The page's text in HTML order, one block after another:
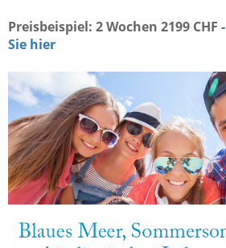
Preisbeispiel: 2 Wochen 2199 CHF -
Sie hier